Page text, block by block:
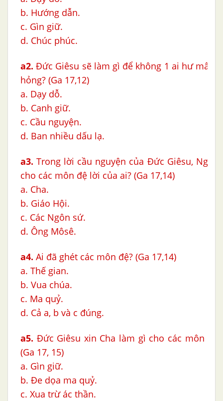
b. Hướng dẫn.
c. Gìn giữ.
d. Chúc phúc.
a2. Đức Giêsu sẽ làm gì để không 1 ai hư mất
hỏng? (Ga 17,12)
a. Dạy dỗ.
b. Canh giữ.
c. Cầu nguyện.
d. Ban nhiều dấu lạ.
a3. Trong lời cầu nguyện của Đức Giêsu,
cho các môn đệ lời của ai? (Ga 17,14)
a. Cha.
b. Giáo Hội.
c. Các Ngôn sứ.
d. Ông Môsê.
a4. Ai đã ghét các môn đệ? (Ga 17,14)
a. Thế gian.
b. Vua chúa.
c. Ma quỷ.
d. Cả a, b và c đúng.
a5. Đức Giêsu xin Cha làm gì cho các môn đệ
(Ga 17, 15)
a. Gìn giữ.
b. Đe dọa ma quỷ.
c. Xua trừ ác thần.